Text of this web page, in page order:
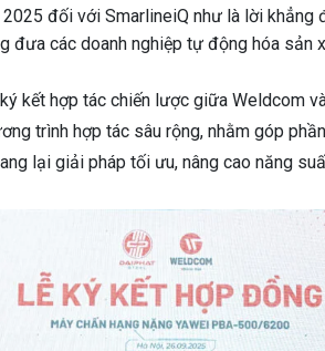
đối với SmarlineiQ như là lời khẳng
đưa các doanh nghiệp tự động hóa sản
kết hợp tác chiến lược giữa Weldcom
trình hợp tác sâu rộng, nhằm góp
lại giải pháp tối ưu, nâng cao năng